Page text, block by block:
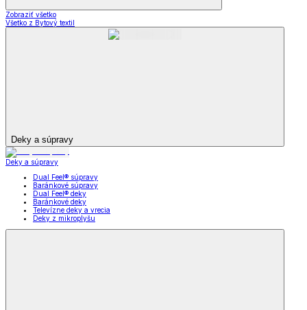
Zobraziť všetko
Všetko z Bytový textil
Deky a súpravy
Deky a súpravy
Dual Feel® súpravy
Baránkové súpravy
Dual Feel® deky
Baránkové deky
Televízne deky a vrecia
Deky z mikroplyšu